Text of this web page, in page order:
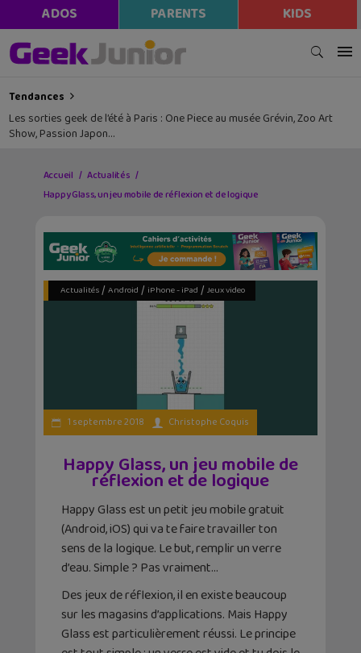
ADOS PARENTS KIDS
Tendances
Les sorties geek de l’été à Paris : One Piece au musée Grévin, Zoo Art
Show, Passion Japon…
Accueil
Actualités
Happy Glass, un jeu mobile de réflexion et de logique
Actualités/ Android / iPhone - iPad / Jeux video
1 septembre 2018 Christophe Coquis
Happy Glass, un jeu mobile de
réflexion et de logique
Happy Glass est un petit jeu mobile gratuit
(Android, iOS) qui va te faire travailler ton
sens de la logique. Le but, remplir un verre
d’eau. Simple ? Pas vraiment…
Des jeux de réflexion, il en existe beaucoup
sur les magasins d’applications. Mais Happy
Glass est particulièrement réussi. Le principe